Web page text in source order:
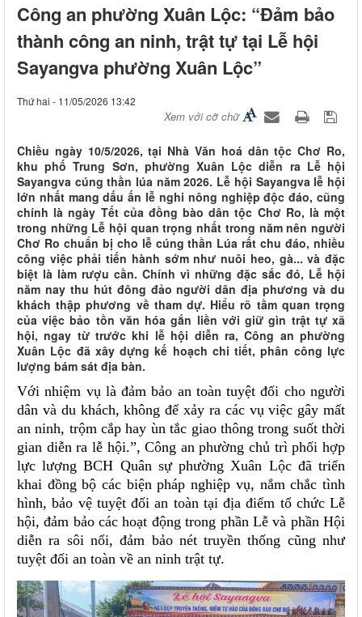
Công an phường Xuân Lộc: “Đảm bảo
thành công an ninh, trật tự tại Lễ hội
Sayangva phường Xuân Lộc”
Thứ hai - 11/05/2026 13:42
Xem với cỡ chữ
Chiều ngày 10/5/2026, tại Nhà Văn hoá dân tộc Chơ Ro,
khu phố Trung Sơn, phường Xuân Lộc diễn ra Lễ hội
Sayangva cúng thần lúa năm 2026. Lễ hội Sayangva lễ hội
lớn nhất mang dấu ấn lễ nghi nông nghiệp độc đáo, cũng
chính là ngày Tết của đồng bào dân tộc Chơ Ro, là một
trong những Lễ hội quan trọng nhất trong năm nên người
Chơ Ro chuẩn bị cho lễ cúng thần Lúa rất chu đáo, nhiều
công việc phải tiến hành sớm như nuôi heo, gà... và đặc
biệt là làm rượu cần. Chính vì những đặc sắc đó, Lễ hội
năm nay thu hút đông đảo người dân địa phương và du
khách thập phương về tham dự. Hiểu rõ tầm quan trọng
của việc bảo tồn văn hóa gắn liền với giữ gìn trật tự xã
hội, ngay từ trước khi lễ hội diễn ra, Công an phường
Xuân Lộc đã xây dựng kế hoạch chi tiết, phân công lực
lượng bám sát địa bàn.
Với nhiệm vụ là đảm bảo an toàn tuyệt đối cho người
dân và du khách, không để xảy ra các vụ việc gây mất
an ninh, trộm cắp hay ùn tắc giao thông trong suốt thời
gian diễn ra lễ hội.”, Công an phường chủ trì phối hợp
lực lượng BCH Quân sự phường Xuân Lộc đã triển
khai đồng bộ các biện pháp nghiệp vụ, nắm chắc tình
hình, bảo vệ tuyệt đối an toàn tại địa điểm tổ chức Lễ
hội, đảm bảo các hoạt động trong phần Lễ và phần Hội
diễn ra sôi nổi, đảm bảo nét truyền thống cũng như
tuyệt đối an toàn về an ninh trật tự.